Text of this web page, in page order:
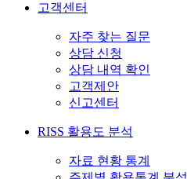
고객센터
자주 찾는 질문
상담 신청
상담 내역 확인
고객제안
신고센터
RISS 활용도 분석
자료 현황 통계